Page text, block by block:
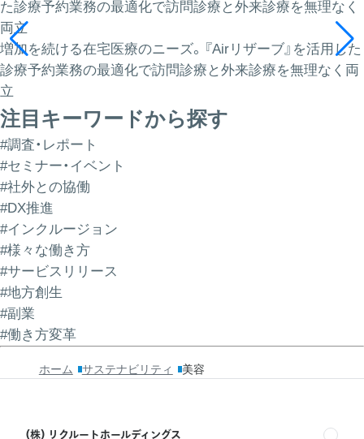
増加を続ける在宅医療のニーズ。『Airリザーブ』を活用した
診療予約業務の最適化で訪問診療と外来診療を無理なく両
立
注目キーワードから探す
#調査・レポート
#セミナー・イベント
#社外との協働
#DX推進
#インクルージョン
#様々な働き方
#サービスリリース
#地方創生
#副業
#働き方変革
ホーム サステナビリティ 美容
(株) リクルートホールディングス